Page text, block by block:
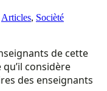
Articles, Socièté
de cette
considère
des enseignants